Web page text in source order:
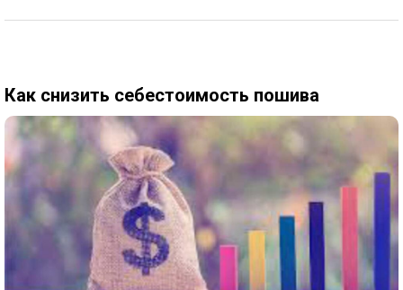
Как снизить себестоимость пошива